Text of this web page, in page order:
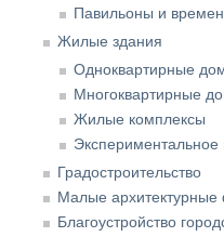
Павильоны и
Жилые здания
Одноквартирные
Многоквартирные
Жилые комплексы
Экспериментальное
Градостроительство
Малые
Благоустройство